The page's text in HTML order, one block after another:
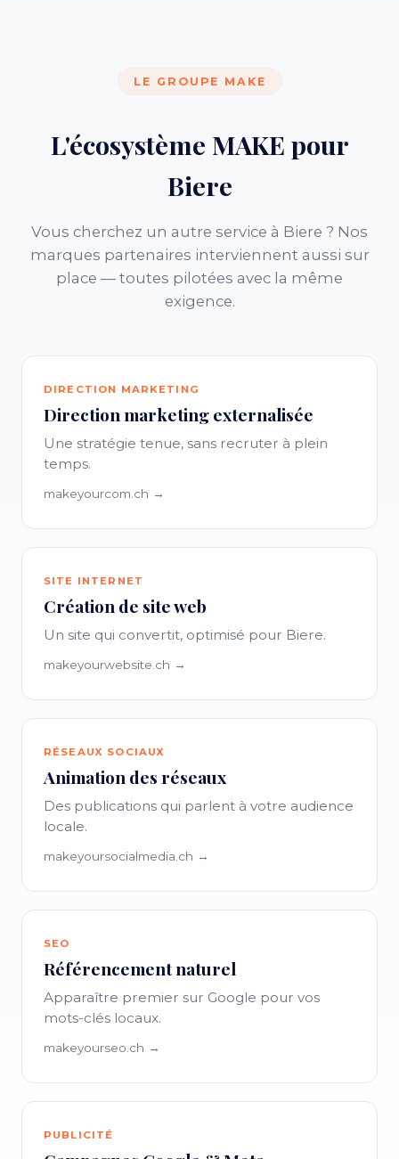
LE GROUPE MAKE
L'écosystème MAKE pour
Biere
Vous cherchez un autre service à Biere ? Nos
marques partenaires interviennent aussi sur
place — toutes pilotées avec la même
exigence.
DIRECTION MARKETING
Direction marketing externalisée
Une stratégie tenue, sans recruter à plein
temps.
makeyourcom.ch →
SITE INTERNET
Création de site web
Un site qui convertit, optimisé pour Biere.
makeyourwebsite.ch →
RÉSEAUX SOCIAUX
Animation des réseaux
Des publications qui parlent à votre audience
locale.
makeyoursocialmedia.ch →
SEO
Référencement naturel
Apparaître premier sur Google pour vos
mots-clés locaux.
makeyourseo.ch →
PUBLICITÉ